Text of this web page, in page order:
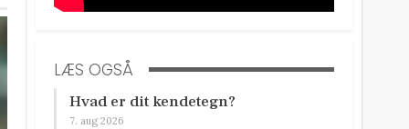
LÆS OGSÅ
Hvad er dit kendetegn?
7. aug 2026